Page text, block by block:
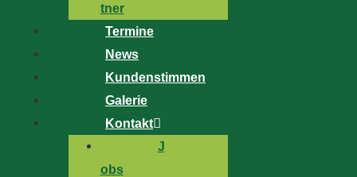
tner
Termine
News
Kundenstimmen
Galerie
Kontakt
J
obs